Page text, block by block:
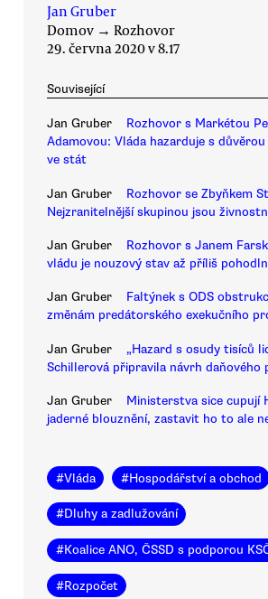
Jan Gruber
Domov → Rozhovor
29. června 2020 v 8.17
Související
Jan Gruber
Rozhovor s Markétou
Adamovou: Vláda hazarduje s důvěrou
ve stát
Jan Gruber
Rozhovor se Zbyňkem
Nejzranitelnější skupinou jsou
Jan Gruber
Rozhovor s Janem
vládu je nouzový stav až příliš
Jan Gruber
Faltýnek s ODS
změnám predátorského exekučního
Jan Gruber
„Hazard s osudy tisíců
Schillerová připravila návrh daňového
Jan Gruber
Ministerstva sice cupují
jaderné blouznění, zastavit ho to ale
#Vláda #Hospodářství a obchod
#Dluhy a zadlužování
#Koalice ANO, ČSSD s podporou
#Rozpočet